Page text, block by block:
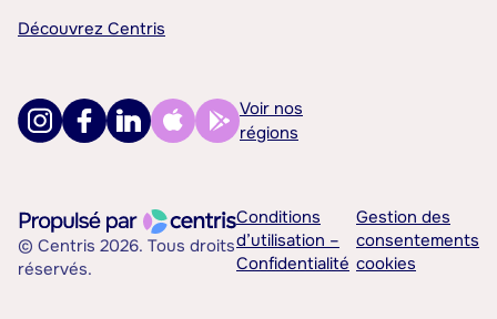
Découvrez Centris
Voir nos
régions
© Centris 2026. Tous droits
réservés.
Conditions
d’utilisation –
Confidentialité
Gestion des
consentements
cookies